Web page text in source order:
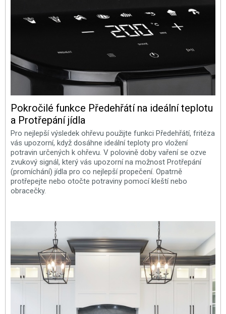
Pokročilé funkce Předehřátí na ideální teplotu
a Protřepání jídla
Pro nejlepší výsledek ohřevu použijte funkci Předehřátí, fritéza
vás upozorní, když dosáhne ideální teploty pro vložení
potravin určených k ohřevu. V polovině doby vaření se ozve
zvukový signál, který vás upozorní na možnost Protřepání
(promíchání) jídla pro co nejlepší propečení. Opatrně
protřepejte nebo otočte potraviny pomocí kleští nebo
obracečky.